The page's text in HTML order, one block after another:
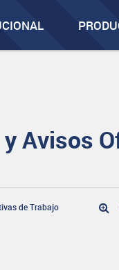
Avisos
de Trabajo